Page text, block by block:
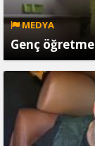
MEDYA
Genç